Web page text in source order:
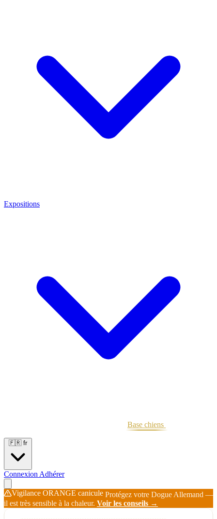
Expositions
Base chiens
🇫🇷 fr
Connexion Adhérer
Vigilance ORANGE canicule Protégez votre Dogue Allemand —
il est très sensible à la chaleur. Voir les conseils →